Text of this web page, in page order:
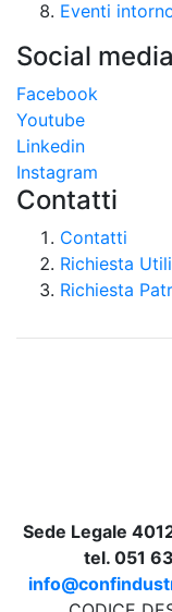
Eventi
Social media
Facebook
Youtube
Linkedin
Instagram
Contatti
Contatti
Richiesta
Richiesta
Sede Legale
tel. 051